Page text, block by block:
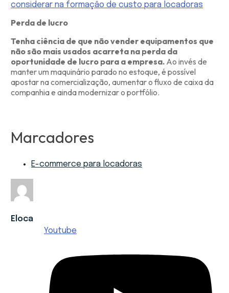
considerar na formação de custo para locadoras
Perda de lucro
Tenha ciência de que não vender equipamentos que
não são mais usados acarreta na perda da
oportunidade de lucro para a empresa. Ao invés de
manter um maquinário parado no estoque, é possível
apostar na comercialização, aumentar o fluxo de caixa da
companhia e ainda modernizar o portfólio.
Marcadores
E-commerce para locadoras
Eloca
Youtube